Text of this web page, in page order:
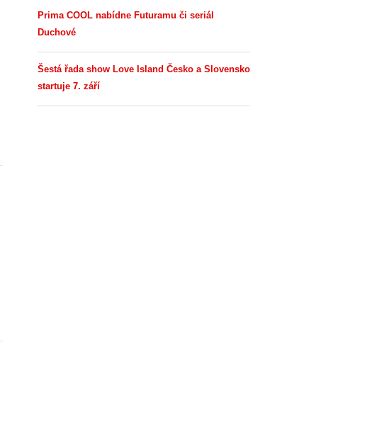
Prima COOL nabídne Futuramu či seriál
Duchové
Šestá řada show Love Island Česko a Slovensko
startuje 7. září